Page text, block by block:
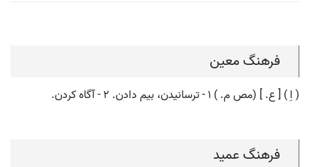
فرهنگ معین
( اِ ) [ ع. ] (مص م. ) ۱ - ترسانیدن، بیم دادن. ۲ - آگاه کردن.
فرهنگ عمید